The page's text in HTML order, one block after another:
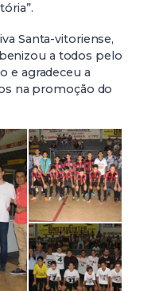
Santa-vitoriense,
a todos pelo
e agradeceu a
na promoção do